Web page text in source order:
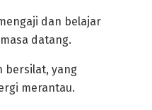
dan belajar
datang.
bersilat, yang
merantau.